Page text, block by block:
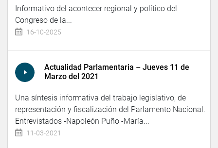
Informativo del acontecer regional y político del
Congreso de la...
16-10-2025
Actualidad Parlamentaria – Jueves 11 de
Marzo del 2021
Una síntesis informativa del trabajo legislativo, de
representación y fiscalización del Parlamento Nacional.
Entrevistados -Napoleón Puño -María...
11-03-2021